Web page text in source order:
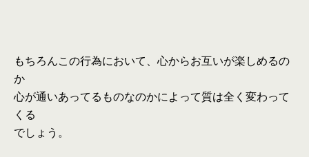
もちろんこの行為において、心からお互いが楽しめるの
か
心が通いあってるものなのかによって質は全く変わって
くる
でしょう。